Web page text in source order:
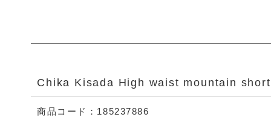
Chika Kisada High waist mountain
商品コード：185237886